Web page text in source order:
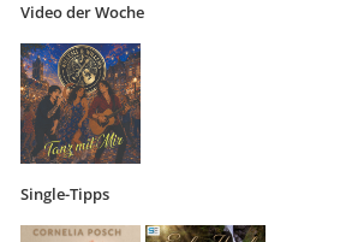
Video der Woche
Single-Tipps